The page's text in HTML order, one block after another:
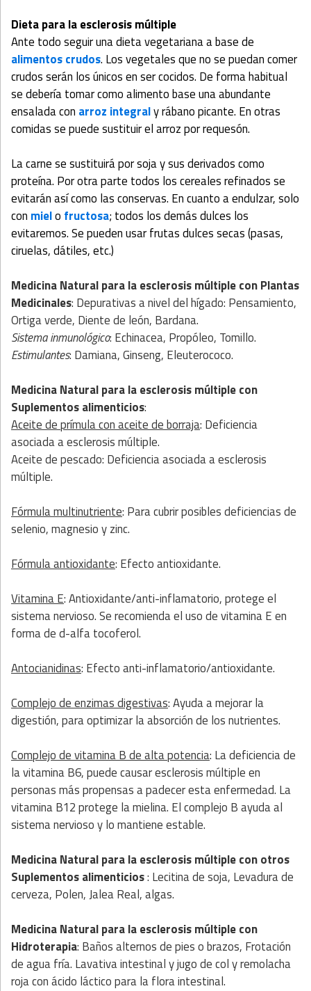
Dieta para la esclerosis múltiple
Ante todo seguir una dieta vegetariana a base de
alimentos crudos. Los vegetales que no se puedan comer
crudos serán los únicos en ser cocidos. De forma habitual
se debería tomar como alimento base una abundante
ensalada con arroz integraly rábano picante. En otras
comidas se puede sustituir el arroz por requesón.
La carne se sustituirá por soja y sus derivados como
proteína. Por otra parte todos los cereales refinados se
evitarán así como las conservas. En cuanto a endulzar, solo
con mielo fructosa; todos los demás dulces los
evitaremos. Se pueden usar frutas dulces secas (pasas,
ciruelas, dátiles, etc.)
Medicina Natural para la esclerosis múltipleconPlantas
Medicinales: Depurativas a nivel del hígado: Pensamiento,
Ortiga verde, Diente de león, Bardana.
Sistema inmunológico: Echinacea, Propóleo, Tomillo.
Estimulantes: Damiana, Ginseng, Eleuterococo.
Medicina Natural para la esclerosis múltiplecon
Suplementos alimenticios:
Aceite de prímula con aceite de borraja: Deficiencia
asociada a esclerosis múltiple.
Aceite de pescado: Deficiencia asociada a esclerosis
múltiple.
Fórmula multinutriente: Para cubrir posibles deficiencias de
selenio, magnesio y zinc.
Fórmula antioxidante: Efecto antioxidante.
Vitamina E: Antioxidante/anti-inflamatorio, protege el
sistema nervioso. Se recomienda el uso de vitamina E en
forma de d-alfa tocoferol.
Antocianidinas: Efecto anti-inflamatorio/antioxidante.
Complejo de enzimas digestivas: Ayuda a mejorar la
digestión, para optimizar la absorción de los nutrientes.
Complejo de vitamina B de alta potencia: La deficiencia de
la vitamina B6, puede causar esclerosis múltiple en
personas más propensas a padecer esta enfermedad. La
vitamina B12 protege la mielina. El complejo B ayuda al
sistema nervioso y lo mantiene estable.
Medicina Natural para la esclerosis múltipleconotros
Suplementos alimenticios: Lecitina de soja, Levadura de
cerveza, Polen, Jalea Real, algas.
Medicina Natural para la esclerosis múltiplecon
Hidroterapia: Baños alternos de pies o brazos, Frotación
de agua fría. Lavativa intestinal y jugo de col y remolacha
roja con ácido láctico para la flora intestinal.